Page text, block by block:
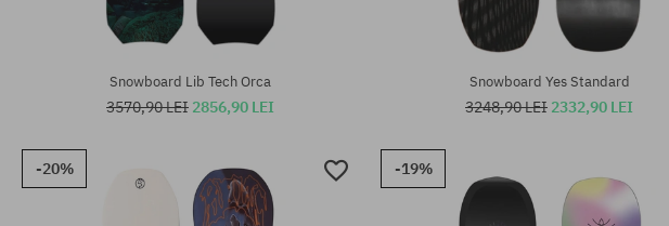
Snowboard Lib Tech Orca
3570,90 LEI 2856,90 LEI
Snowboard Yes Standard
3248,90 LEI 2332,90 LEI
-20% -19%